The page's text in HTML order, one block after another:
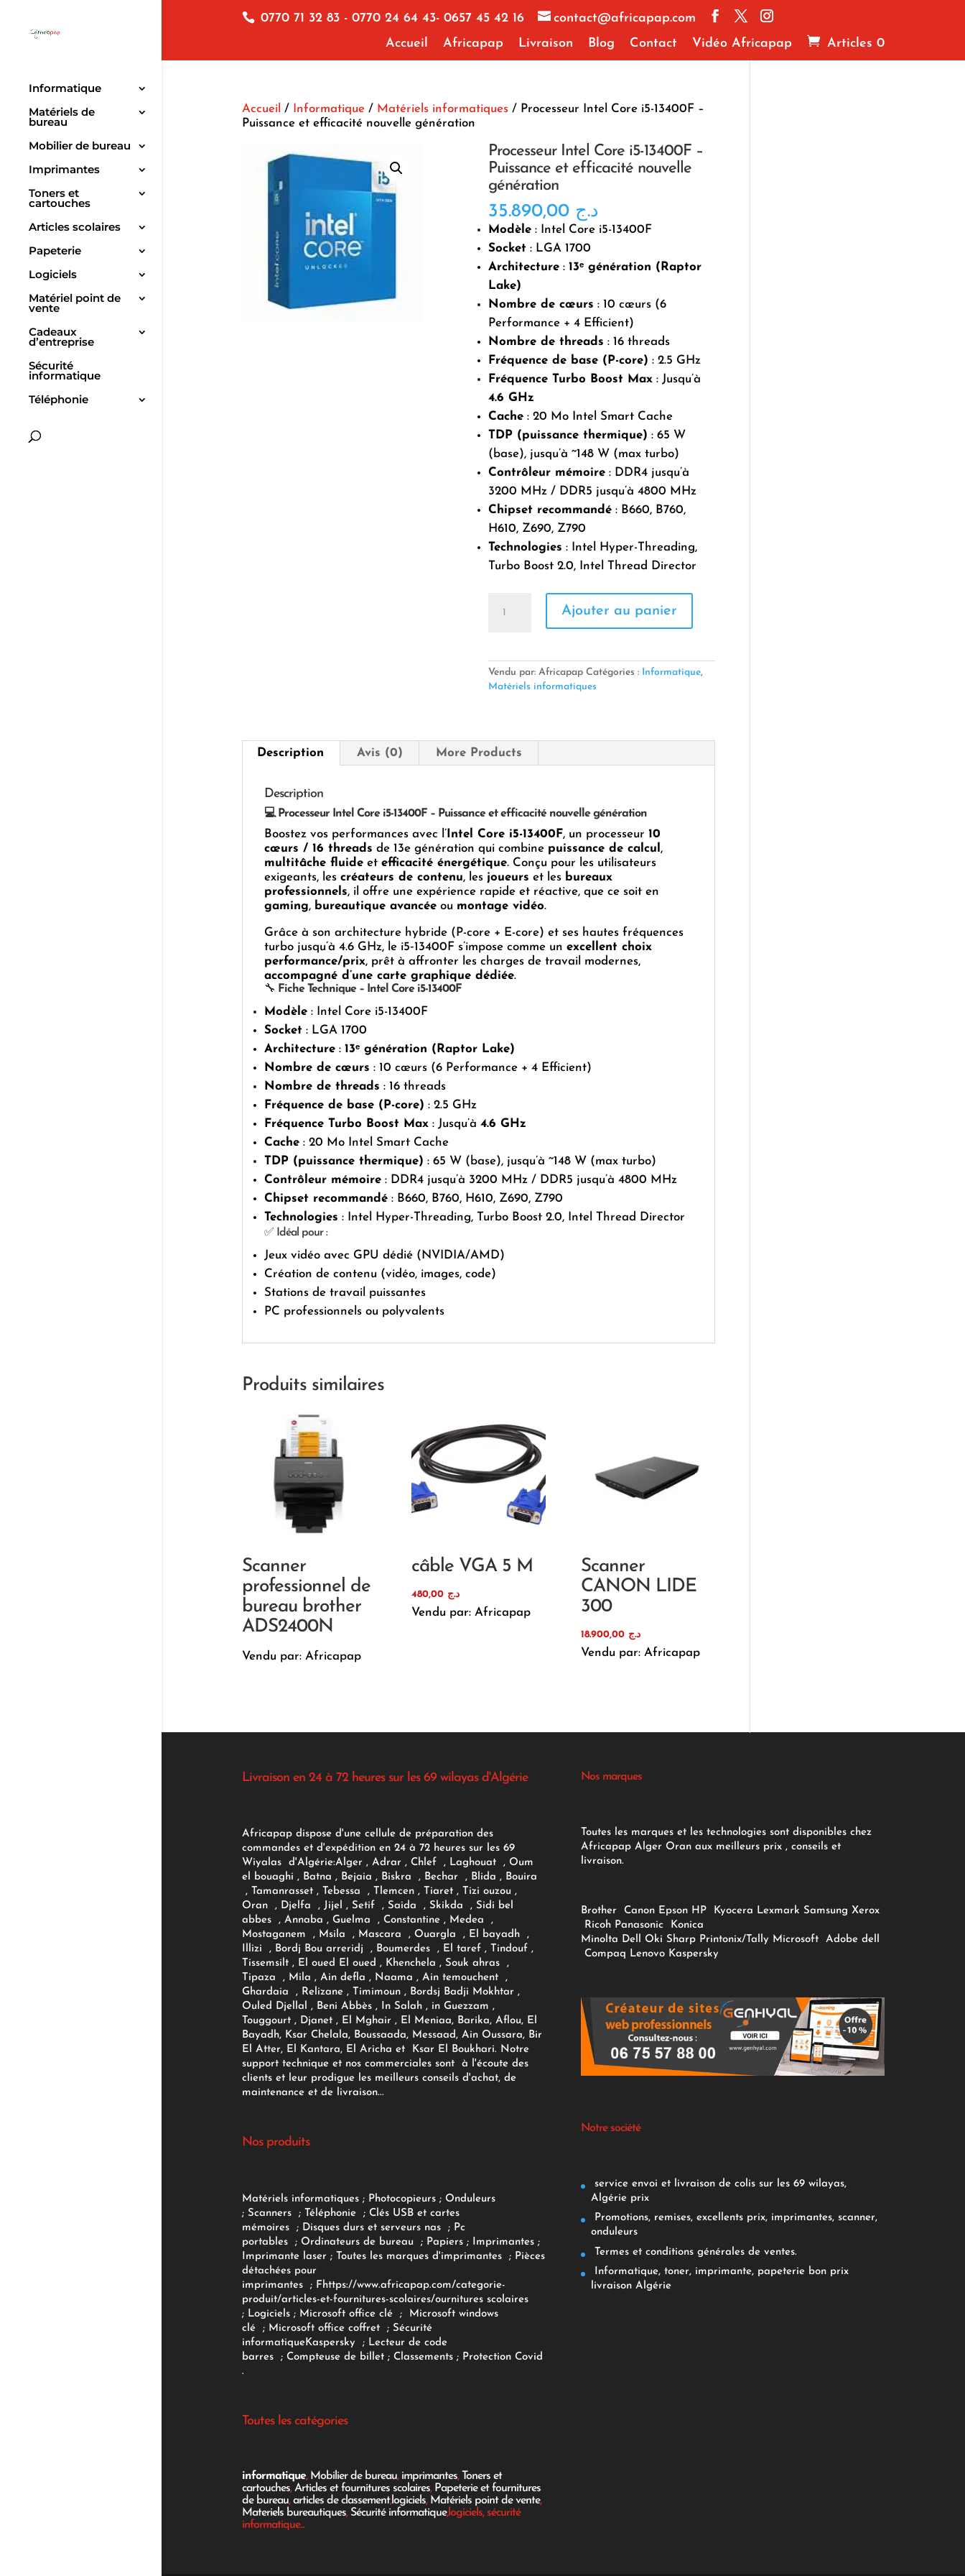
0770 71 32 83 - 0770 24 64 43- 0657 45 42 16
contact@africapap.com
Accueil
Africapap Livraison Blog Contact Vidéo Africapap Articles 0
Informatique
Matériels de
bureau
Mobilier de bureau
Imprimantes
Toners et
cartouches
Articles scolaires
Papeterie
Logiciels
Matériel point de
vente
Cadeaux
d’entreprise
Sécurité
informatique
Téléphonie
Accueil / Informatique/ Matériels informatiques/ Processeur Intel Core i5-13400F –
Puissance et efficacité nouvelle génération
Processeur Intel Core i5-13400F –
Puissance et efficacité nouvelle
génération
د.ج 35.890,00
Modèle: Intel Core i5-13400F
Socket: LGA 1700
Architecture: 13ᵉ génération (Raptor
Lake)
Nombre de cœurs : 10 cœurs (6
Performance + 4 Efficient)
Nombre de threads : 16 threads
Fréquence de base (P-core) : 2.5 GHz
Fréquence Turbo Boost Max: Jusqu’à
4.6 GHz
Cache: 20 Mo Intel Smart Cache
TDP (puissance thermique) : 65 W
(base), jusqu’à ~148 W (max turbo)
Contrôleur mémoire: DDR4 jusqu’à
3200 MHz / DDR5 jusqu’à 4800 MHz
Chipset recommandé: B660, B760,
H610, Z690, Z790
Technologies : Intel Hyper-Threading,
Turbo Boost 2.0, Intel Thread Director
Processeur
i5-
13400F
efficacité
nouvelle
Ajouter au panier
Vendu par: Africapap Catégories : Informatique,
Matériels informatiques
Description Avis (0) More Products
Description
💻 Processeur Intel Core i5-13400F – Puissance et efficacité nouvelle génération
Boostez vos performances avec l’Intel Core i5-13400F, un processeur 10
cœurs / 16 threads de 13e génération qui combine puissance de calcul ,
multitâche fluideet efficacité énergétique. Conçu pour les utilisateurs
exigeants, les créateurs de contenu, les joueurs et les bureaux
professionnels, il offre une expérience rapide et réactive, que ce soit en
gaming, bureautique avancéeou montage vidéo.
Grâce à son architecture hybride (P-core + E-core) et ses hautes fréquences
turbo jusqu’à 4.6 GHz, le i5‑13400F s’impose comme un excellent choix
performance/prix, prêt à affronter les charges de travail modernes,
accompagné d’une carte graphique dédiée.
🔧 Fiche Technique – Intel Core i5-13400F
Modèle: Intel Core i5-13400F
Socket: LGA 1700
Architecture: 13ᵉ génération (Raptor Lake)
Nombre de cœurs : 10 cœurs (6 Performance + 4 Efficient)
Nombre de threads : 16 threads
Fréquence de base (P-core) : 2.5 GHz
Fréquence Turbo Boost Max: Jusqu’à 4.6 GHz
Cache: 20 Mo Intel Smart Cache
TDP (puissance thermique) : 65 W (base), jusqu’à ~148 W (max turbo)
Contrôleur mémoire: DDR4 jusqu’à 3200 MHz / DDR5 jusqu’à 4800 MHz
Chipset recommandé: B660, B760, H610, Z690, Z790
Technologies : Intel Hyper-Threading, Turbo Boost 2.0, Intel Thread Director
✅ Idéal pour :
Jeux vidéo avec GPU dédié (NVIDIA/AMD)
Création de contenu (vidéo, images, code)
Stations de travail puissantes
PC professionnels ou polyvalents
Produits similaires
Scanner
professionnel de
bureau brother
ADS2400N
Vendu par: Africapap
câble VGA 5 M
د.ج 480,00
Vendu par: Africapap
Scanner
CANON LIDE
300
د.ج
Vendu par: Africapap
Livraison en 24 à 72 heures sur les 69 wilayas d'Algérie
Africapap dispose d'une cellule de préparation des
commandes et d'expédition en 24 à 72 heures sur les 69
Wiyalas d'Algérie:Alger , Adrar, Chlef , Laghouat , Oum
el bouaghi , Batna , Bejaia , Biskra , Bechar , Blida , Bouira
, Tamanrasset , Tebessa , Tlemcen , Tiaret , Tizi ouzou ,
Oran , Djelfa , Jijel , Setif , Saida , Skikda , Sidi bel
abbes , Annaba , Guelma , Constantine , Medea ,
Mostaganem , Msila , Mascara , Ouargla , El bayadh ,
Illizi , Bordj Bou arreridj , Boumerdes , El taref , Tindouf ,
Tissemsilt , El oued El oued , Khenchela , Souk ahras ,
Tipaza , Mila , Ain defla , Naama , Ain temouchent ,
Ghardaia , Relizane , Timimoun , Bordsj Badji Mokhtar ,
Ouled Djellal , Beni Abbès , In Salah , in Guezzam ,
Touggourt , Djanet , El Mghair , El Meniaa, Barika, Aflou, El
Bayadh, Ksar Chelala, Boussaada, Messaad, Ain Oussara, Bir
El Atter, El Kantara, El Aricha et Ksar El Boukhari. Notre
support technique et nos commerciales sont à l'écoute des
clients et leur prodigue les meilleurs conseils d'achat, de
maintenance et de livraison...
Nos produits
Matériels informatiques; Photocopieurs; Onduleurs
; Scanners ; Téléphonie ; Clés USB et cartes
mémoires
; Disques durs et serveurs nas ; Pc
portables
; Ordinateurs de bureau ; Papiers; Imprimantes;
Imprimante laser; Toutes les marques d'imprimantes ; Pièces
détachées pour
imprimantes
; F https://www.africapap.com/categorie-
produit/articles-et-fournitures-scolaires/ournitures scolaires
; Logiciels ; Microsoft office clé ;
Microsoft windows
clé; Microsoft office coffret ; Sécurité
informatiqueKaspersky ; Lecteur de code
barres
; Compteuse de billet; Classements ; Protection Covid
.
Toutes les catégories
informatique, Mobilier de bureau, imprimantes, Toners et
cartouches,Articles et fournitures scolaires, Papeterie et fournitures
de bureau,articles de classement,logiciels, Matériels point de vente,
Materiels bureautiques, Sécurité informatique,logiciels, sécurité
informatique...
Nos marques
Toutes les marques et les technologies sont disponibles chez
Africapap Alger Oran aux meilleurs prix , conseils et
livraison.
Brother Canon Epson HP Kyocera Lexmark Samsung Xerox
Ricoh Panasonic
Konica
Minolta Dell Oki Sharp Printonix/Tally Microsoft Adobe dell
Compaq Lenovo Kaspersky
Notre société
service envoi et livraison de colis sur les 69 wilayas,
Algérie prix
Promotions, remises, excellents prix, imprimantes, scanner,
onduleurs
Termes et conditions générales de ventes.
Informatique, toner, imprimante, papeterie bon prix
livraison Algérie